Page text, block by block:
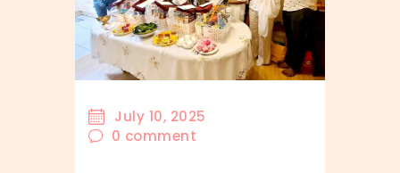
July 10, 2025
0 comment